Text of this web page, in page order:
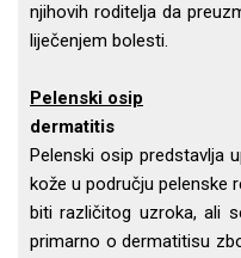
njihovih roditelja da
liječenjem bolesti.
Pelenski osip
dermatitis
Pelenski osip predstavlja
kože u području pelenske
biti različitog uzroka, ali
primarno o dermatitisu